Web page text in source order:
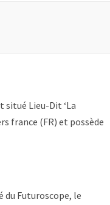
situé Lieu-Dit ‘La
france (FR) et possède
Futuroscope, le